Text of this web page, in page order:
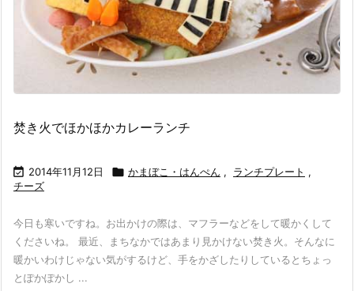
焚き火でほかほかカレーランチ
 2014年11月12日  かまぼこ・はんぺん , ランチプレート ,
チーズ
今日も寒いですね。お出かけの際は、マフラーなどをして暖かくして
くださいね。 最近、まちなかではあまり見かけない焚き火。そんなに
暖かいわけじゃない気がするけど、手をかざしたりしているとちょっ
とぽかぽかし ...